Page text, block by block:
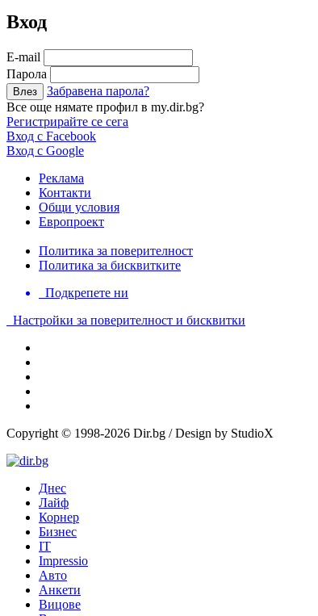
Вход
Е-mail
Парола
Забравена парола?
Все още нямате профил в my.dir.bg?
Регистрирайте се сега
Вход с Facebook
Вход с Google
Реклама
Контакти
Общи условия
Европроект
Политика за поверителност
Политика за бисквитките
Подкрепете ни
Настройки за поверителност и бисквитки
Copyright © 1998-2026 Dir.bg / Design by StudioX
Днес
Лайф
Корнер
Бизнес
IT
Impressio
Авто
Анкети
Вицове